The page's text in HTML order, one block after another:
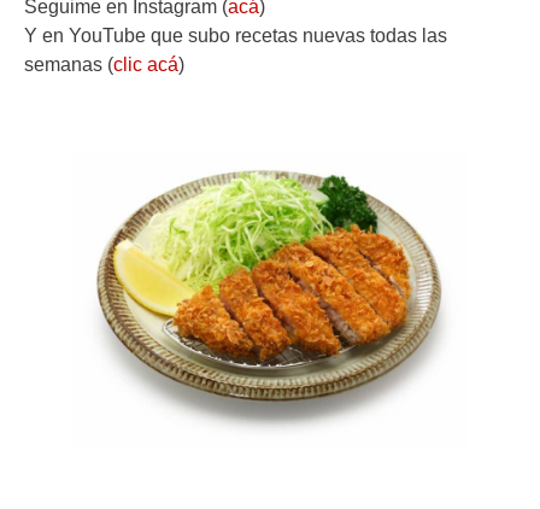
Seguime en Instagram (acá)
Y en YouTube que subo recetas nuevas todas las
semanas (clic acá)